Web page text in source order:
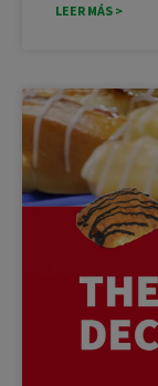
LEER MÁS >